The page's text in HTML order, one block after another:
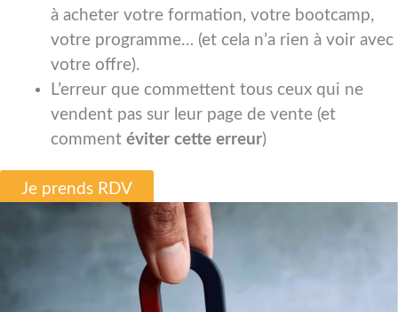
à acheter votre formation, votre bootcamp,
votre programme… (et cela n’a rien à voir avec
votre offre).
L’erreur que commettent tous ceux qui ne
vendent pas sur leur page de vente (et
comment éviter cette erreur)
Je prends RDV